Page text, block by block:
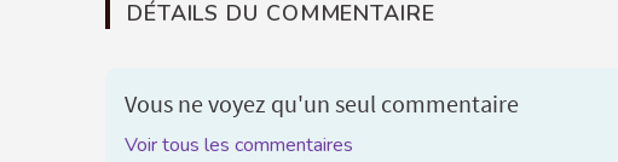
DÉTAILS DU COMMENTAIRE
Vous ne voyez qu'un seul commentaire
Voir tous les commentaires